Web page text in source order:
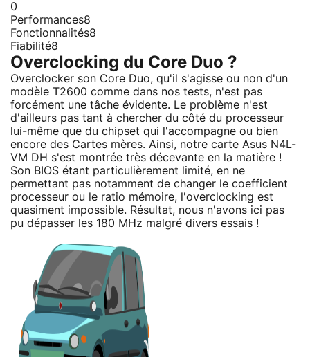
0
Performances8
Fonctionnalités8
Fiabilité8
Overclocking du Core Duo ?
Overclocker son Core Duo, qu'il s'agisse ou non d'un
modèle T2600 comme dans nos tests, n'est pas
forcément une tâche évidente. Le problème n'est
d'ailleurs pas tant à chercher du côté du processeur
lui-même que du chipset qui l'accompagne ou bien
encore des Cartes mères. Ainsi, notre carte Asus N4L-
VM DH s'est montrée très décevante en la matière !
Son BIOS étant particulièrement limité, en ne
permettant pas notamment de changer le coefficient
processeur ou le ratio mémoire, l'overclocking est
quasiment impossible. Résultat, nous n'avons ici pas
pu dépasser les 180 MHz malgré divers essais !